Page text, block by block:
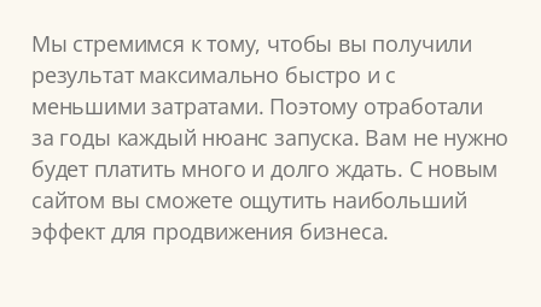
Мы стремимся к тому, чтобы вы получили
результат максимально быстро и с
меньшими затратами. Поэтому отработали
за годы каждый нюанс запуска. Вам не нужно
будет платить много и долго ждать. С новым
сайтом вы сможете ощутить наибольший
эффект для продвижения бизнеса.